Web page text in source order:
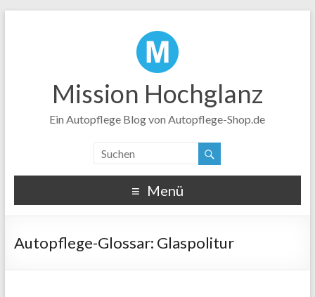
Mission Hochglanz
Ein Autopflege Blog von Autopflege-Shop.de
Menü
Glaspolitur